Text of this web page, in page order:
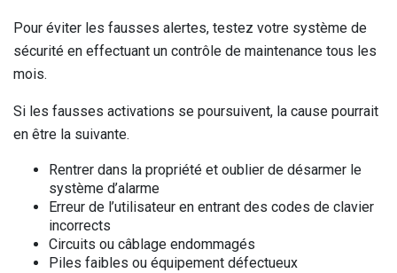
Pour éviter les fausses alertes, testez votre système de
sécurité en effectuant un contrôle de maintenance tous les
mois.
Si les fausses activations se poursuivent, la cause pourrait
en être la suivante.
Rentrer dans la propriété et oublier de désarmer le
système d’alarme
Erreur de l’utilisateur en entrant des codes de clavier
incorrects
Circuits ou câblage endommagés
Piles faibles ou équipement défectueux